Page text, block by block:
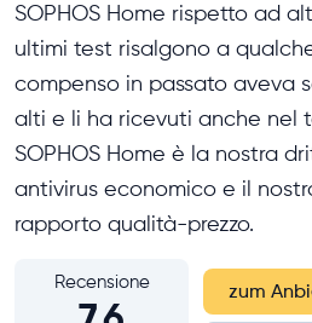
SOPHOS Home rispetto ad
ultimi test risalgono a
compenso in passato aveva
alti e li ha ricevuti anche nel
SOPHOS Home è la nostra
antivirus economico e il
rapporto qualità-prezzo.
Recensione zum